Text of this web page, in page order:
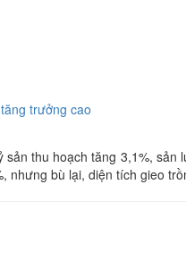
trưởng cao
thu hoạch tăng 3,1%,
nhưng bù lại, diện tích gieo